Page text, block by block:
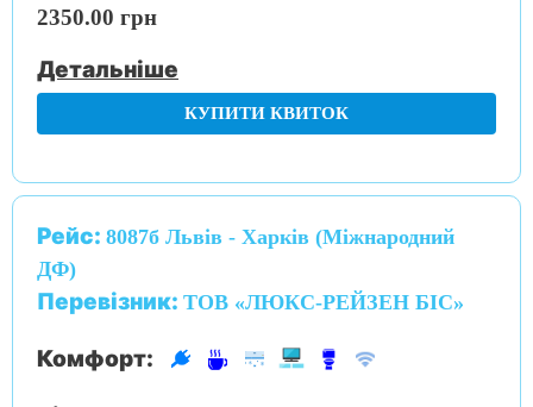
2350.00 грн
Детальніше
КУПИТИ КВИТОК
Рейс: 8087б Львів - Харків (Міжнародний
ДФ)
Перевізник: ТОВ «ЛЮКС-РЕЙЗЕН БІС»
Комфорт: